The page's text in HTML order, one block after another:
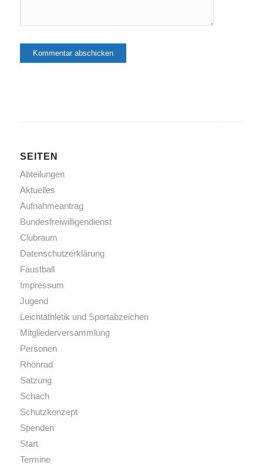
SEITEN
Abteilungen
Aktuelles
Aufnahmeantrag
Bundesfreiwilligendienst
Clubraum
Datenschutzerklärung
Faustball
Impressum
Jugend
Leichtathletik und Sportabzeichen
Mitgliederversammlung
Personen
Rhönrad
Satzung
Schach
Schutzkonzept
Spenden
Start
Termine